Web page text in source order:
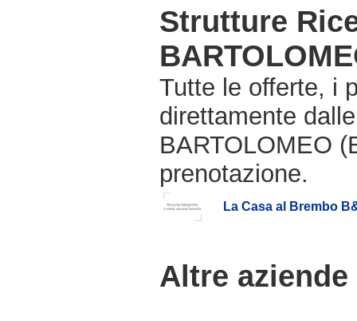
Strutture
Tutte le offerte, i
direttamente
BARTOLOMEO
prenotazione.
La Casa al Brembo
Altre